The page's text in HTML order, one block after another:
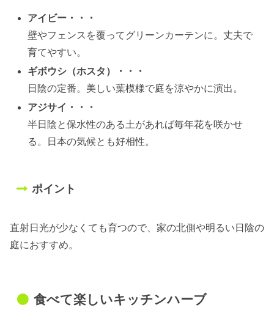
アイビー・・・
壁やフェンスを覆ってグリーンカーテンに。丈夫で
育てやすい。
ギボウシ（ホスタ）・・・
日陰の定番。美しい葉模様で庭を涼やかに演出。
アジサイ・・・
半日陰と保水性のある土があれば毎年花を咲かせ
る。日本の気候とも好相性。
ポイント
直射日光が少なくても育つので、家の北側や明るい日陰の
庭におすすめ。
食べて楽しいキッチンハーブ